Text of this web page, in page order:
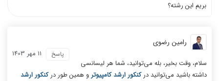
بریم این رشته؟
رامین رضوی
11 مهر 1403 پاسخ
سلام، وقت بخیر، بله می‌توانید، شما هر لیسانسی
داشته باشید می‌توانید درکنکور ارشد کامپیوترو همین طور درکنکور ارشد